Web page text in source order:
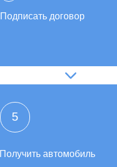
Получить автомобиль
5
Подписать договор